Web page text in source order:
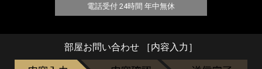
電話受付 24時間 年中無休
部屋お問い合わせ ［内容入力］